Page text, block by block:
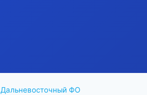
Дальневосточный ФО